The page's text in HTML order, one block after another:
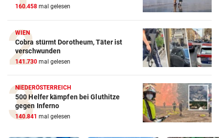
160.458 mal gelesen
WIEN
Cobra stürmt Dorotheum, Täter ist
verschwunden
141.730 mal gelesen
NIEDERÖSTERREICH
500 Helfer kämpfen bei Gluthitze
gegen Inferno
140.841 mal gelesen